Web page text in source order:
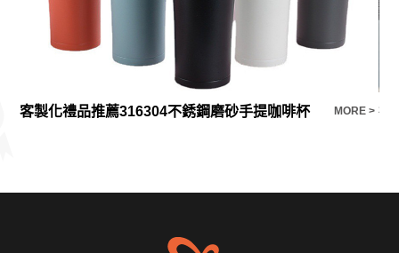
客製化禮品推薦316304不銹鋼磨砂手提咖啡杯 MORE >